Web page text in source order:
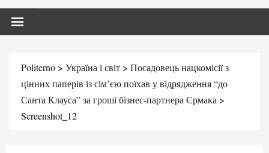
Politerno > Україна і світ > Посадовець нацкомісії з
цінних паперів із сім’єю поїхав у відрядження “до
Санта Клауса” за гроші бізнес-партнера Єрмака >
Screenshot_12